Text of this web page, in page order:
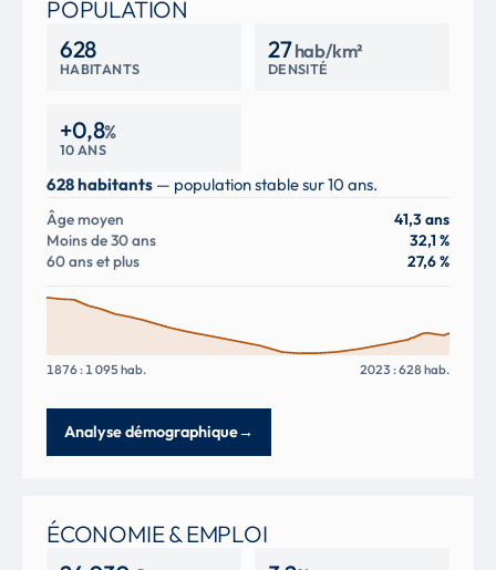
POPULATION
628
HABITANTS
27hab/km²
DENSITÉ
+0,8%
10 ANS
628 habitants — population stable sur 10 ans.
Âge moyen
41,3 ans
Moins de 30 ans
32,1 %
60 ans et plus
27,6 %
1876 : 1 095 hab. 2023 : 628 hab.
Analyse démographique→
ÉCONOMIE & EMPLOI